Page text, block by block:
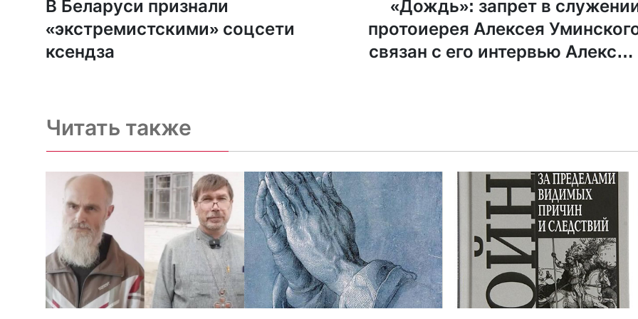
В Беларуси признали
«экстремистскими» соцсети
ксендза
«Дождь»: запрет в
протоиерея Алексея
связан с его интервью Алексею
Читать также